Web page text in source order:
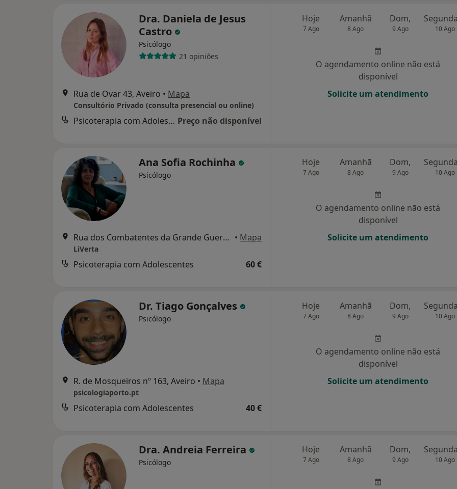
Dra. Daniela de Jesus
Castro
Psicólogo
21 opiniões
Rua de Ovar 43, Aveiro • Mapa
Consultório Privado (consulta presencial ou online)
Psicoterapia com Adolescentes Preço não disponível
Hoje
7 Ago
Amanhã
8 Ago
Dom,
9 Ago 10 Ago
O agendamento online não está
disponível
Solicite um atendimento
Ana Sofia Rochinha
Psicólogo
Rua dos Combatentes da Grande Guerra 81, Aveiro • Mapa
LiVerta
Psicoterapia com Adolescentes 60 €
Hoje
7 Ago
Amanhã
8 Ago
Dom,
9 Ago 10 Ago
O agendamento online não está
disponível
Solicite um atendimento
Dr. Tiago Gonçalves
Psicólogo
R. de Mosqueiros nº 163, Aveiro • Mapa
psicologiaporto.pt
Psicoterapia com Adolescentes 40 €
Hoje
7 Ago
Amanhã
8 Ago
Dom,
9 Ago 10 Ago
O agendamento online não está
disponível
Solicite um atendimento
Dra. Andreia Ferreira
Psicólogo
Hoje
7 Ago
Amanhã
8 Ago
Dom,
9 Ago 10 Ago